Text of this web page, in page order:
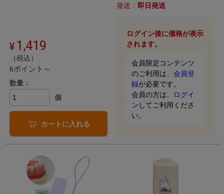
1,419
（税込）
6ポイント～
数量：
個
カートに入れる
発送： 即日発送
ログイン後に価格が表示
されます。
会員限定コンテンツ
のご利用は、 会員登
録が必要です。
会員の方は、
ログイ
ン してご利用くださ
い。